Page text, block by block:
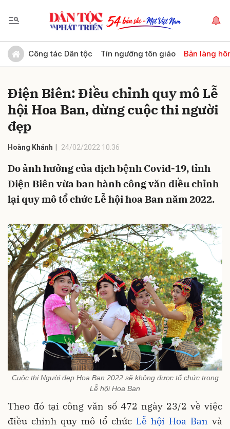
Công tác Dân tộc Tín ngưỡng tôn giáo Bản làng
Điện Biên: Điều chỉnh quy mô Lễ
hội Hoa Ban, dừng cuộc thi người
đẹp
Hoàng Khánh 24/02/2022 10:36
Do ảnh hưởng của dịch bệnh Covid-19, tỉnh
Điện Biên vừa ban hành công văn điều chỉnh
lại quy mô tổ chức Lễ hội hoa Ban năm 2022.
Cuộc thi Người đẹp Hoa Ban 2022 sẽ không được tổ chức trong
Lễ hội Hoa Ban
Theo đó tại công văn số 472 ngày 23/2 về việc
điều chỉnh quy mô tổ chức Lễ hội Hoa Ban và
Gửi bình luận